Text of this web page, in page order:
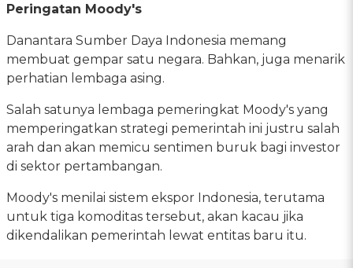
Peringatan Moody's
Danantara Sumber Daya Indonesia memang
membuat gempar satu negara. Bahkan, juga menarik
perhatian lembaga asing.
Salah satunya lembaga pemeringkat Moody's yang
memperingatkan strategi pemerintah ini justru salah
arah dan akan memicu sentimen buruk bagi investor
di sektor pertambangan.
Moody's menilai sistem ekspor Indonesia, terutama
untuk tiga komoditas tersebut, akan kacau jika
dikendalikan pemerintah lewat entitas baru itu.